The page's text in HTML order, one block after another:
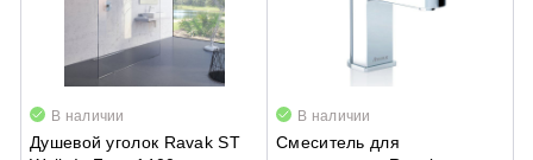
В наличии
Душевой уголок Ravak ST
В наличии
Смеситель для